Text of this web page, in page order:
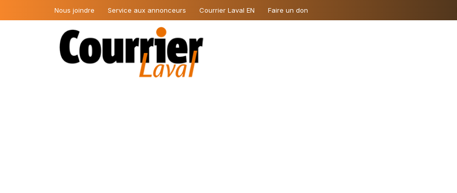
Nous joindre Service aux annonceurs Courrier Laval EN Faire un don